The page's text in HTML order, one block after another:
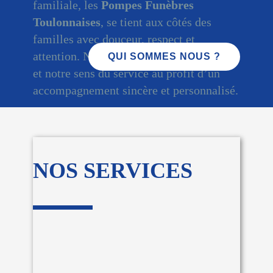
familiale, les Pompes Funèbres
Toulonnaises, se tient aux côtés des
familles avec douceur, respect et
attention. Nous mettons notre expérience
et notre sens du service au profit d’un
accompagnement sincère et personnalisé.
QUI SOMMES NOUS ?
NOS SERVICES